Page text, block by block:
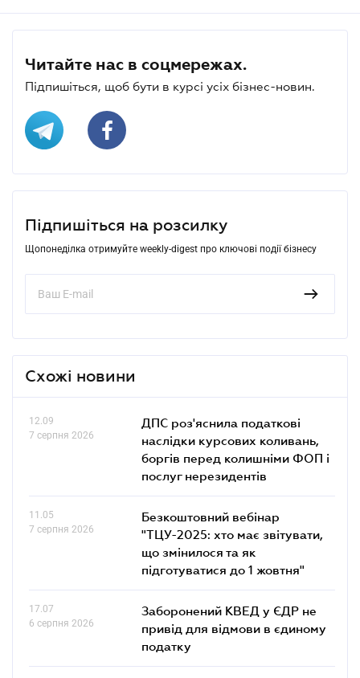
Читайте нас в соцмережах.
Підпишіться, щоб бути в курсі усіх бізнес-новин.
Підпишіться на розсилку
Щопонеділка отримуйте weekly-digest про ключові події бізнесу
Схожі новини
12.09
7 серпня 2026
ДПС роз'яснила податкові
наслідки курсових коливань,
боргів перед колишніми ФОП і
послуг нерезидентів
11.05
7 серпня 2026
Безкоштовний вебінар
"ТЦУ-2025: хто має звітувати,
що змінилося та як
підготуватися до 1 жовтня"
17.07
6 серпня 2026
Заборонений КВЕД у ЄДР не
привід для відмови в єдиному
податку